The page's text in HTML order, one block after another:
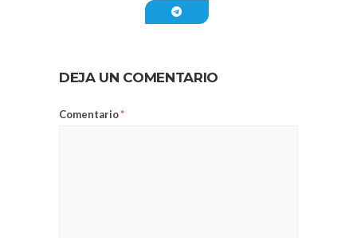
DEJA UN COMENTARIO
Comentario*